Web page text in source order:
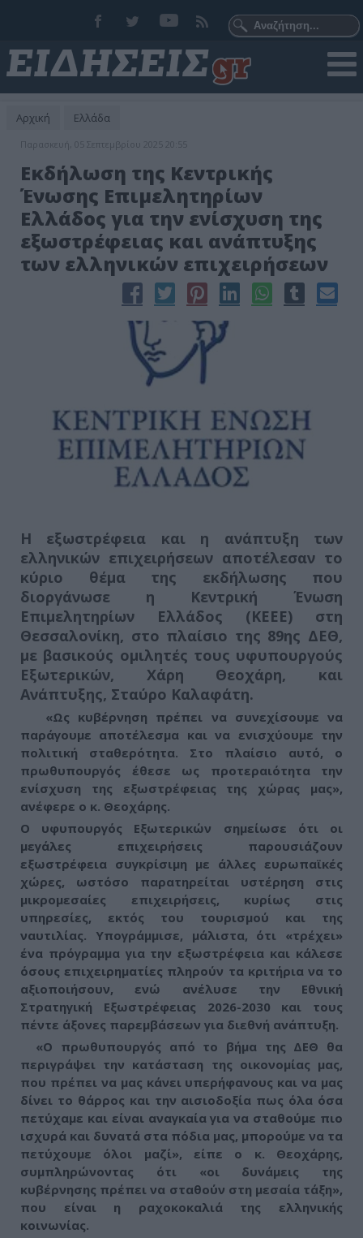
Αρχική Ελλάδα
Παρασκευή, 05 Σεπτεμβρίου 2025 20:55
Εκδήλωση της Κεντρικής
Ένωσης Επιμελητηρίων
Ελλάδος για την ενίσχυση της
εξωστρέφειας και ανάπτυξης
των ελληνικών επιχειρήσεων
Η εξωστρέφεια και η ανάπτυξη των
ελληνικών επιχειρήσεων αποτέλεσαν το
κύριο θέμα της εκδήλωσης που
διοργάνωσε η Κεντρική Ένωση
Επιμελητηρίων Ελλάδος (ΚΕΕΕ) στη
Θεσσαλονίκη, στο πλαίσιο της 89ης ΔΕΘ,
με βασικούς ομιλητές τους υφυπουργούς
Εξωτερικών, Χάρη Θεοχάρη, και
Ανάπτυξης, Σταύρο Καλαφάτη.
«Ως κυβέρνηση πρέπει να συνεχίσουμε να
παράγουμε αποτέλεσμα και να ενισχύουμε την
πολιτική σταθερότητα. Στο πλαίσιο αυτό, ο
πρωθυπουργός έθεσε ως προτεραιότητα την
ενίσχυση της εξωστρέφειας της χώρας μας»,
ανέφερε ο κ. Θεοχάρης.
Ο υφυπουργός Εξωτερικών σημείωσε ότι οι
μεγάλες επιχειρήσεις παρουσιάζουν
εξωστρέφεια συγκρίσιμη με άλλες ευρωπαϊκές
χώρες, ωστόσο παρατηρείται υστέρηση στις
μικρομεσαίες επιχειρήσεις, κυρίως στις
υπηρεσίες, εκτός του τουρισμού και της
ναυτιλίας. Υπογράμμισε, μάλιστα, ότι «τρέχει»
ένα πρόγραμμα για την εξωστρέφεια και κάλεσε
όσους επιχειρηματίες πληρούν τα κριτήρια να το
αξιοποιήσουν, ενώ ανέλυσε την Εθνική
Στρατηγική Εξωστρέφειας 2026-2030 και τους
πέντε άξονες παρεμβάσεων για διεθνή ανάπτυξη.
«Ο πρωθυπουργός από το βήμα της ΔΕΘ θα
περιγράψει την κατάσταση της οικονομίας μας,
που πρέπει να μας κάνει υπερήφανους και να μας
δίνει το θάρρος και την αισιοδοξία πως όλα όσα
πετύχαμε και είναι αναγκαία για να σταθούμε πιο
ισχυρά και δυνατά στα πόδια μας, μπορούμε να τα
πετύχουμε όλοι μαζί», είπε ο κ. Θεοχάρης,
συμπληρώνοντας ότι «οι δυνάμεις της
κυβέρνησης πρέπει να σταθούν στη μεσαία τάξη»,
που είναι η ραχοκοκαλιά της ελληνικής
κοινωνίας.